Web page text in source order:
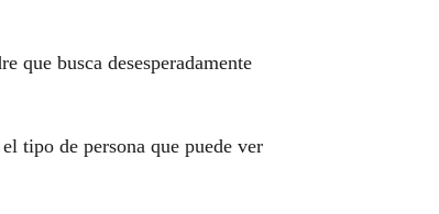
que busca desesperadamente
tipo de persona que puede ver